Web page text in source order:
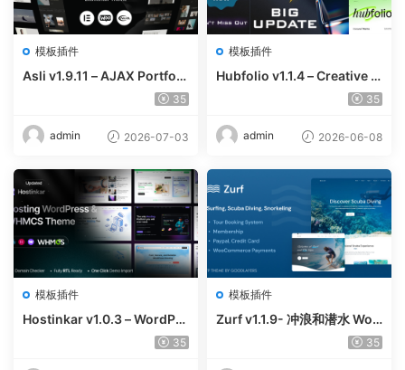
模板插件
Asli v1.9.11 – AJAX Portfoli
o Elementor WordPress Th
35
admin 2026-07-03
模板插件
Hubfolio v1.1.4 – Creative P
ortfolio & Digital Agency W
e
35
admin 2026-06-08
模板插件
Hostinkar v1.0.3 – WordPre
35
模板插件
Zurf v1.1.9- 冲浪和潜水 Wor
35